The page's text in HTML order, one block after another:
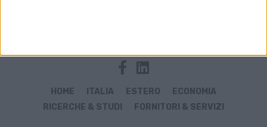
HOME ITALIA ESTERO
ECONOMIA
RICERCHE & STUDI
FORNITORI & SERVIZI